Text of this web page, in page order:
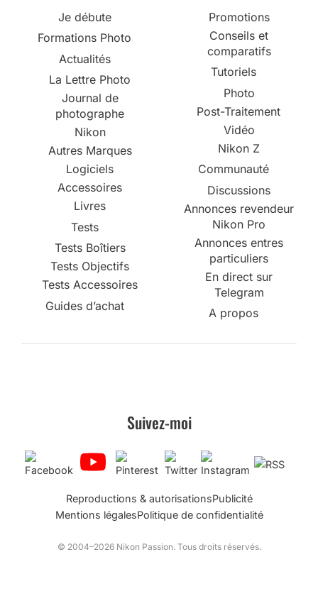
Je débute
Formations Photo
Actualités
La Lettre Photo
Journal de
photographe
Nikon
Autres Marques
Logiciels
Accessoires
Livres
Tests
Tests Boîtiers
Tests Objectifs
Tests Accessoires
Guides d’achat
Promotions
Conseils et
comparatifs
Tutoriels
Photo
Post-Traitement
Vidéo
Nikon Z
Communauté
Discussions
Annonces revendeur
Nikon Pro
Annonces entres
particuliers
En direct sur
Telegram
A propos
Suivez-moi
Reproductions & autorisationsPublicité
Mentions légalesPolitique de confidentialité
© 2004–2026 Nikon Passion. Tous droits réservés.